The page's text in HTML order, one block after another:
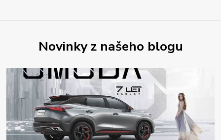
Novinky z našeho blogu